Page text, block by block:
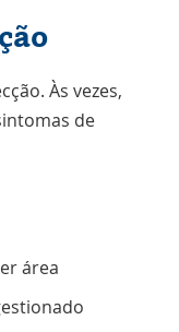
Às vezes,
de
área